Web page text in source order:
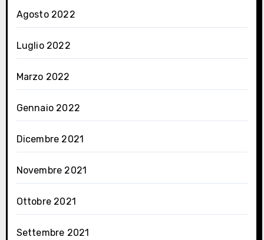
Agosto 2022
Luglio 2022
Marzo 2022
Gennaio 2022
Dicembre 2021
Novembre 2021
Ottobre 2021
Settembre 2021